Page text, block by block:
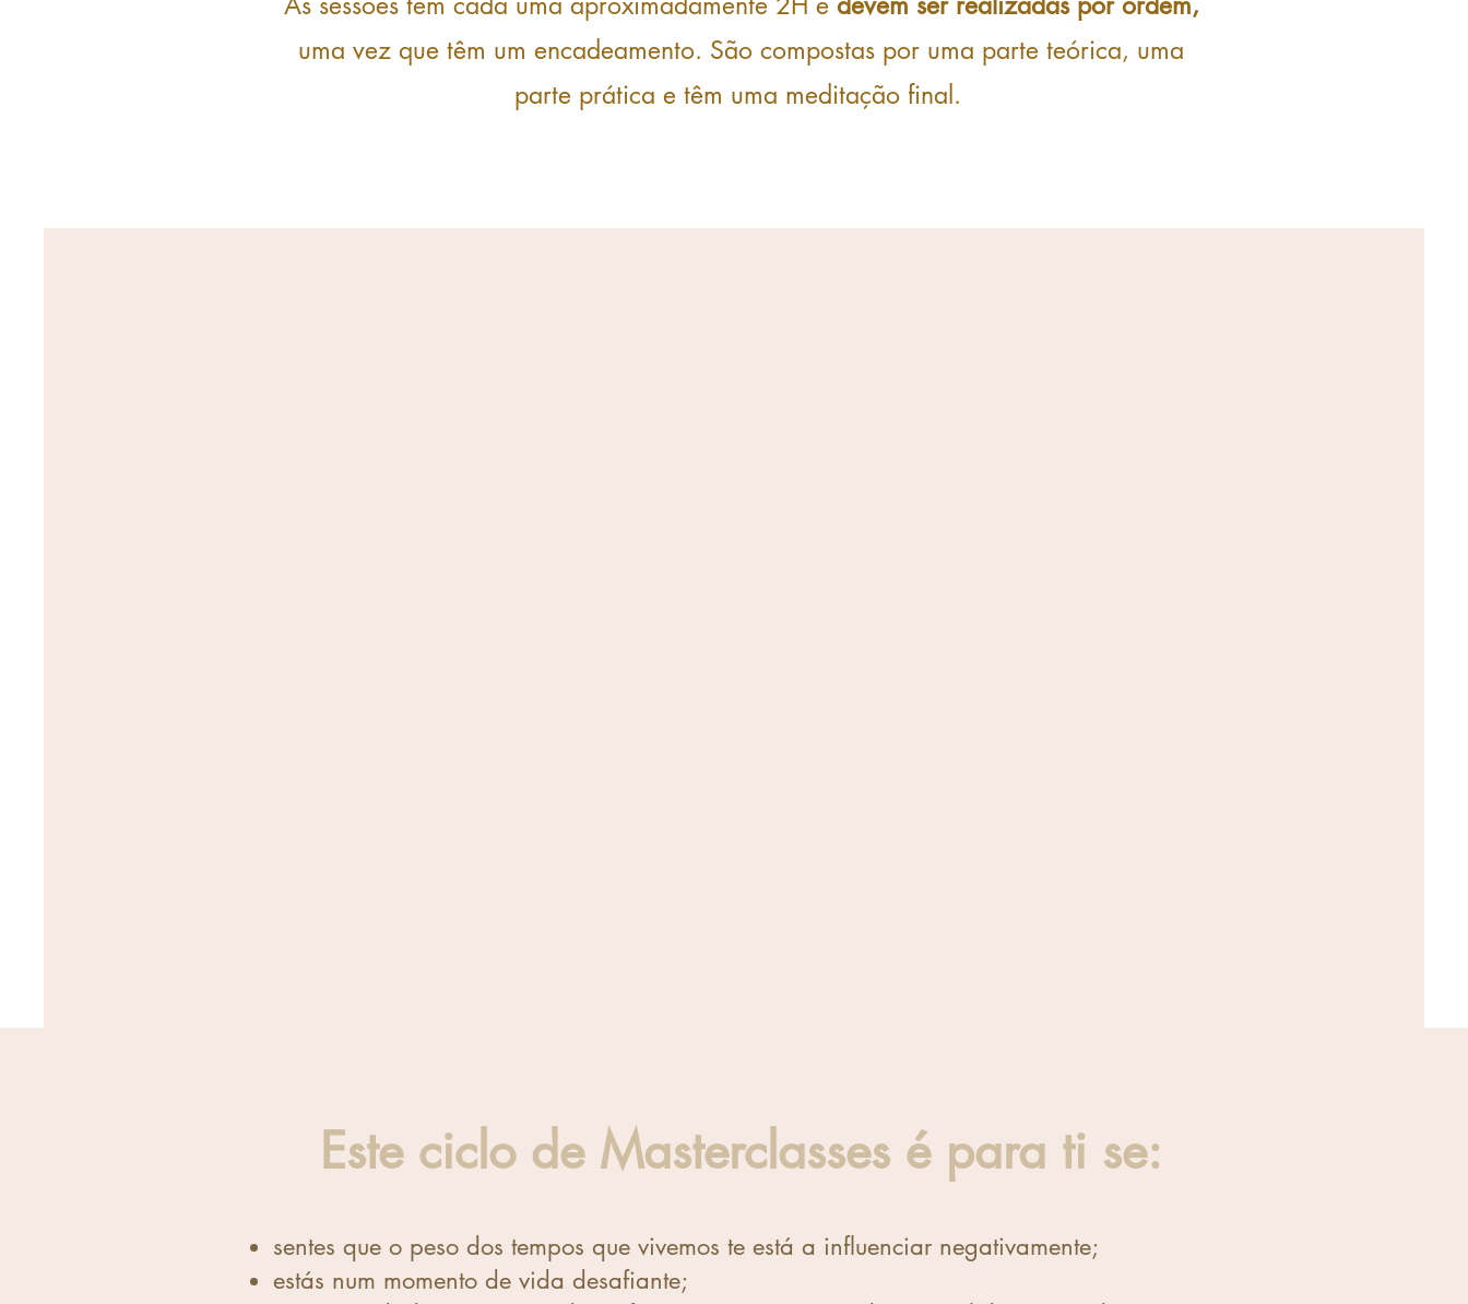
uma vez que têm um encadeamento. São compostas por uma parte teórica, uma
parte prática e têm uma meditação final.
Este ciclo de Masterclasses é para ti se:
sentes que o peso dos tempos que vivemos te está a influenciar negativamente;
estás num momento de vida desafiante;